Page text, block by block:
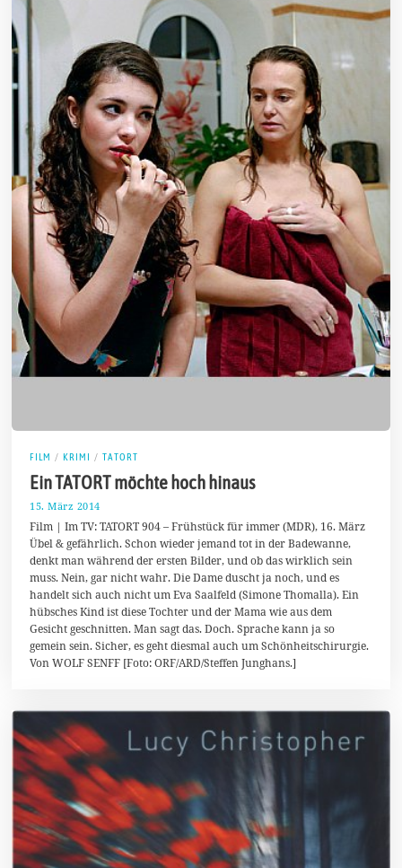
FILM / KRIMI / TATORT
Ein TATORT möchte hoch hinaus
15. März 2014
M
a
i
2
0
1
4
Film | Im TV: TATORT 904 – Frühstück für immer (MDR), 16. März
Übel & gefährlich. Schon wieder jemand tot in der Badewanne,
denkt man während der ersten Bilder, und ob das wirklich sein
muss. Nein, gar nicht wahr. Die Dame duscht ja noch, und es
handelt sich auch nicht um Eva Saalfeld (Simone Thomalla). Ein
hübsches Kind ist diese Tochter und der Mama wie aus dem
Gesicht geschnitten. Man sagt das. Doch. Sprache kann ja so
gemein sein. Sicher, es geht diesmal auch um Schönheitschirurgie.
Von WOLF SENFF [Foto: ORF/ARD/Steffen Junghans.]